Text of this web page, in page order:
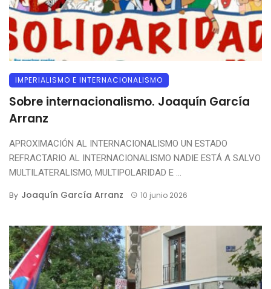
IMPERIALISMO E INTERNACIONALISMO
Sobre internacionalismo. Joaquín García
Arranz
APROXIMACIÓN AL INTERNACIONALISMO UN ESTADO
REFRACTARIO AL INTERNACIONALISMO NADIE ESTÁ A SALVO
MULTILATERALISMO, MULTIPOLARIDAD E ...
By Joaquín García Arranz 10 junio 2026